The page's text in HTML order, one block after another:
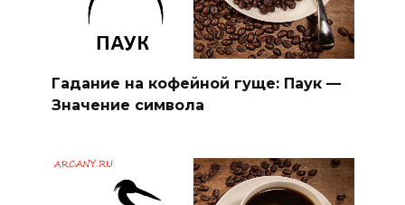
Гадание на кофейной гуще: Паук —
Значение символа